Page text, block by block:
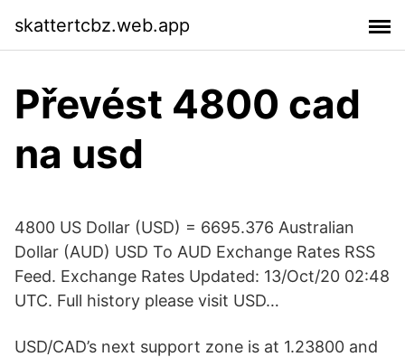
skattertcbz.web.app
Převést 4800 cad
na usd
4800 US Dollar (USD) = 6695.376 Australian
Dollar (AUD) USD To AUD Exchange Rates RSS
Feed. Exchange Rates Updated: 13/Oct/20 02:48
UTC. Full history please visit USD…
USD/CAD’s next support zone is at 1.23800 and